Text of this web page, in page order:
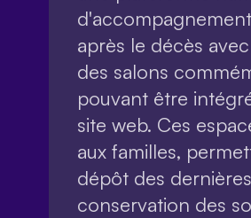
après le décès
des salons
pouvant être
site web. Ces
aux familles,
dépôt des
conservation des